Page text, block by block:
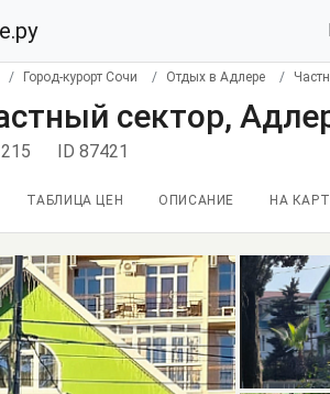
Город-курорт Сочи Отдых в Адлере
сектор,
ID 87421
ТАБЛИЦА ЦЕН ОПИСАНИЕ НА